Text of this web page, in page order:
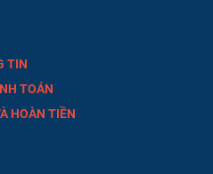
TIN
TOÁN
HOÀN TIỀN